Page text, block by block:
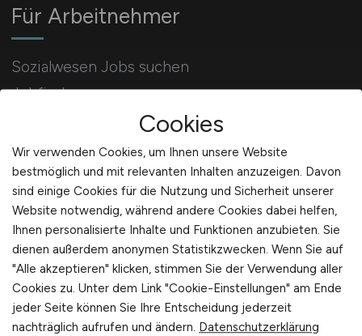
Für Arbeitnehmer
Sozialwesen Jobs suchen
Jobfinder
Arbeitnehmer Registrierung
Arbeitgeber Kontakt
Karrierenetzwerk
Cookies
Wir verwenden Cookies, um Ihnen unsere Website
bestmöglich und mit relevanten Inhalten anzuzeigen. Davon
sind einige Cookies für die Nutzung und Sicherheit unserer
Website notwendig, während andere Cookies dabei helfen,
Ihnen personalisierte Inhalte und Funktionen anzubieten. Sie
dienen außerdem anonymen Statistikzwecken. Wenn Sie auf
"Alle akzeptieren" klicken, stimmen Sie der Verwendung aller
Cookies zu. Unter dem Link "Cookie-Einstellungen" am Ende
jeder Seite können Sie Ihre Entscheidung jederzeit
nachträglich aufrufen und ändern. Datenschutzerklärung